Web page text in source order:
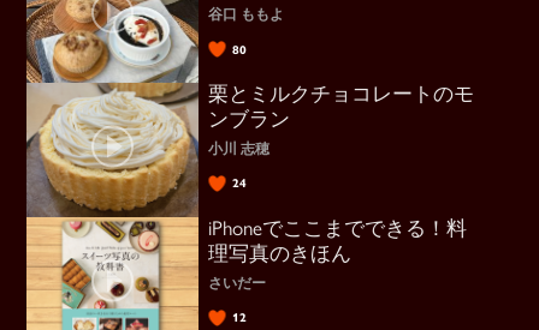
谷口 ももよ
80
栗とミルクチョコレートのモ
ンブラン
小川 志穂
24
iPhoneでここまでできる！料
理写真のきほん
さいだー
12